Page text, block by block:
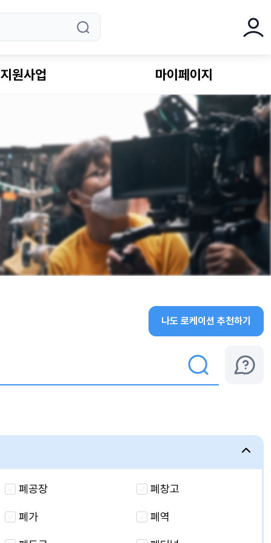
로
지원사업 마이페이지
나도 로케이션 추천하기
폐공장 폐창고
폐가 폐역